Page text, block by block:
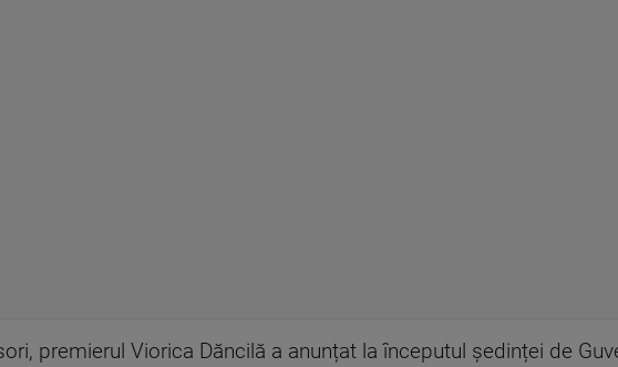
premierul Viorica Dăncilă a anunțat la începutul ședinței de